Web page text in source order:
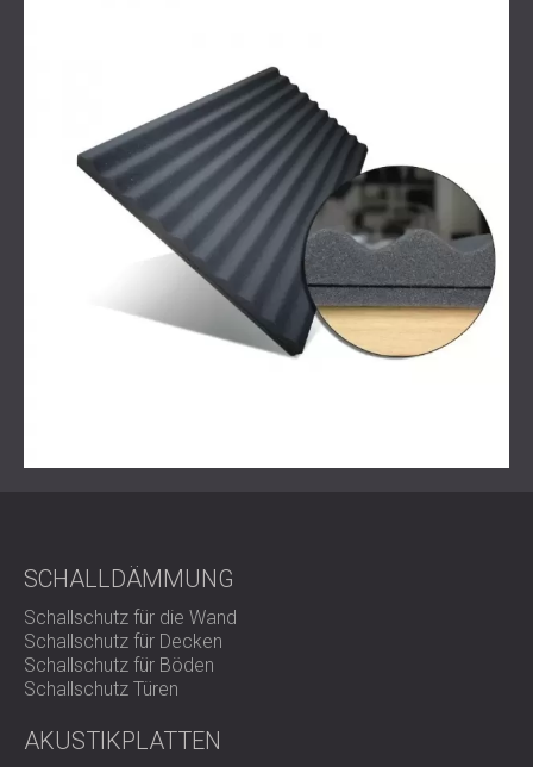
Die vorhandene Decke zwischen Konferenzraum und
Gästezimmern reichte nicht aus, um den Schall von
Veranstaltungen zu dämmen. Daher waren in den darüber
liegenden Räumen laute Musik und Gespräche zu hören.
Da das Hotel bereits in Betrieb war, musste das
Schallschutzsystem nicht-invasiv installiert werden, ohne
die Funktion oder Ästhetik des Gebäudes zu
beeinträchtigen.
Akustische Begutachtungder Decke und der
VISTO 48 elastische Schalldämmplatten für
Wände und Decken
Abstimmung mit dem Hotelteam während der
Installation
Lösung
SCHALLDÄMMUNG
Schallschutz für die Wand
Schallschutz für Decken
Schallschutz für Böden
Schallschutz Türen
AKUSTIKPLATTEN